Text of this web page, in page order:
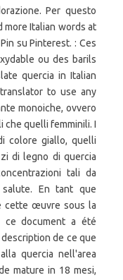
Per questo
more Italian words at
su Pinterest. : Ces
ou des barils
quercia in Italian
to use any
monoiche, ovvero
che quelli femminili. I
colore giallo, quelli
di legno di quercia
tali da
En tant que
cette œuvre sous la
ce document a été
de ce que
quercia nell'area
mature in 18 mesi,